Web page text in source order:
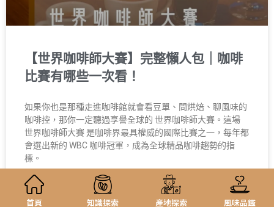
【世界咖啡師大賽】完整懶人包｜咖啡
比賽有哪些一次看！
如果你也是那種走進咖啡館就會看豆單、問烘焙、聊風味的
咖啡控，那你一定聽過享譽全球的 世界咖啡師大賽。這場
世界咖啡師大賽 是咖啡界最具權威的國際比賽之一，每年都
會選出新的 WBC 咖啡冠軍，成為全球精品咖啡趨勢的指
標。
5 11 月, 2025
首頁 知識探索 產地探索 風味品鑑